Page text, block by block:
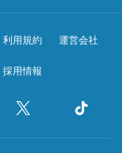
利用規約 運営会社
採用情報